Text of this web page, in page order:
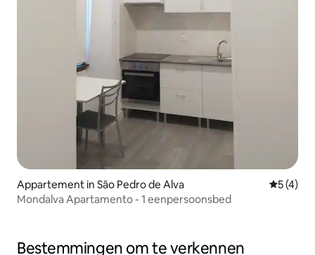
Appartement in São Pedro de Alva
5 (4)
Mondalva Apartamento - 1 eenpersoonsbed
Bestemmingen om te verkennen